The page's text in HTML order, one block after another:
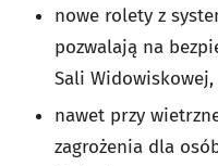
nowe rolety z
pozwalają na
Sali Widowiskowej,
nawet przy
zagrożenia dla